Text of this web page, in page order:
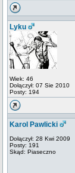
Lyku
Wiek: 46
Dołączył: 07 Sie 2010
Posty: 194
Karol Pawlicki
Dołączył: 28 Kwi 2009
Posty: 191
Skąd: Piaseczno